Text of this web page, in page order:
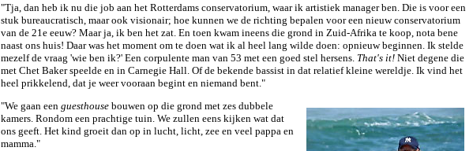
"Tja, dan heb ik nu die job aan het Rotterdams conservatorium, waar ik artistiek manager ben. Die is voor een
stuk bureaucratisch, maar ook visionair; hoe kunnen we de richting bepalen voor een nieuw conservatorium
van de 21e eeuw? Maar ja, ik ben het zat. En toen kwam ineens die grond in Zuid-Afrika te koop, nota bene
naast ons huis! Daar was het moment om te doen wat ik al heel lang wilde doen: opnieuw beginnen. Ik stelde
mezelf de vraag 'wie ben ik?' Een corpulente man van 53 met een goed stel hersens. That's it! Niet degene die
met Chet Baker speelde en in Carnegie Hall. Of de bekende bassist in dat relatief kleine wereldje. Ik vind het
heel prikkelend, dat je weer vooraan begint en niemand bent."
"We gaan een guesthouse bouwen op die grond met zes dubbele
kamers. Rondom een prachtige tuin. We zullen eens kijken wat dat
ons geeft. Het kind groeit dan op in lucht, licht, zee en veel pappa en
mamma."